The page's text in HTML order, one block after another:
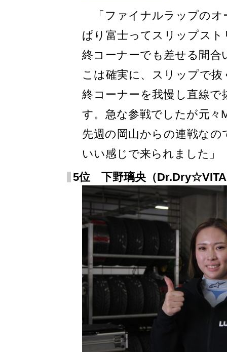
「ファイナルラップの
ぱり富士ってスリップス
終コーナーでも差せる間
こは確実に、スリップで
終コーナーを我慢し直線
す。急な参戦でしたが元々
先週の岡山からの連戦な
いい感じで来られました」
5位 下野璃央（